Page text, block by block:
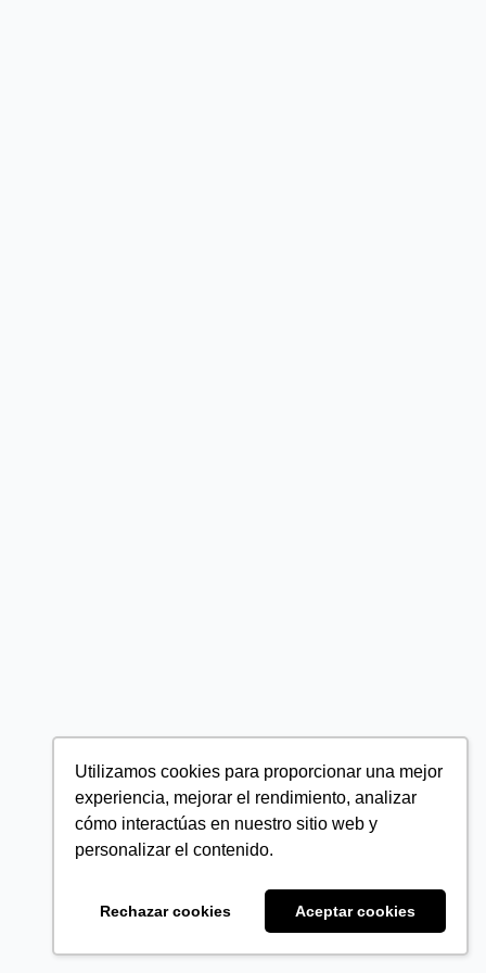
Utilizamos cookies para proporcionar una mejor
experiencia, mejorar el rendimiento, analizar
cómo interactúas en nuestro sitio web y
personalizar el contenido.
Rechazar cookies Aceptar cookies